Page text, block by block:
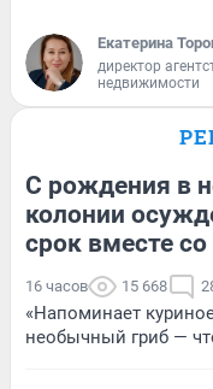
Екатерина
директор
недвижимости
С рождения в
колонии
срок вместе
16 часов 15 668
«Напоминает
необычный гриб —